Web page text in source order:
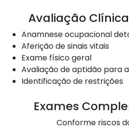
Avaliação
Anamnese ocupacional
Aferição de sinais vitais
Exame físico geral
Avaliação de aptidão para
Identificação de restrições
Exames
Conforme riscos